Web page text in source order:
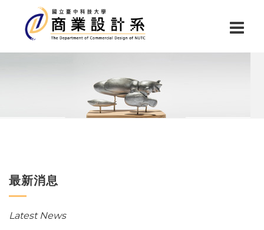
最新消息
Latest News